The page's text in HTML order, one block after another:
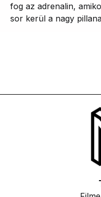
fog az adrenalin,
sor kerül a nagy